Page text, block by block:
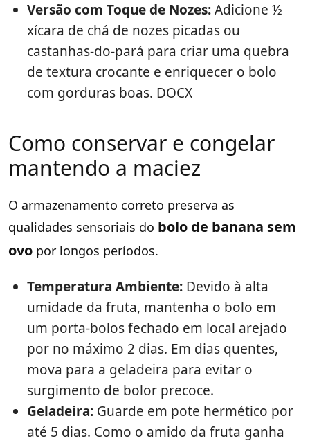
Versão com Toque de Nozes:Adicione ½
xícara de chá de nozes picadas ou
castanhas-do-pará para criar uma quebra
de textura crocante e enriquecer o bolo
com gorduras boas. DOCX
Como conservar e congelar
mantendo a maciez
O armazenamento correto preserva as
qualidades sensoriais do bolo de banana sem
ovo por longos períodos.
Temperatura Ambiente: Devido à alta
umidade da fruta, mantenha o bolo em
um porta-bolos fechado em local arejado
por no máximo 2 dias. Em dias quentes,
mova para a geladeira para evitar o
surgimento de bolor precoce.
Geladeira: Guarde em pote hermético por
até 5 dias. Como o amido da fruta ganha